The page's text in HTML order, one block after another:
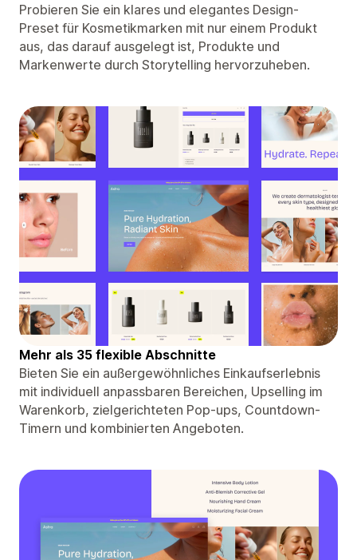
Probieren Sie ein klares und elegantes Design-
Preset für Kosmetikmarken mit nur einem Produkt
aus, das darauf ausgelegt ist, Produkte und
Markenwerte durch Storytelling hervorzuheben.
Mehr als 35 flexible Abschnitte
Bieten Sie ein außergewöhnliches Einkaufserlebnis
mit individuell anpassbaren Bereichen, Upselling im
Warenkorb, zielgerichteten Pop-ups, Countdown-
Timern und kombinierten Angeboten.